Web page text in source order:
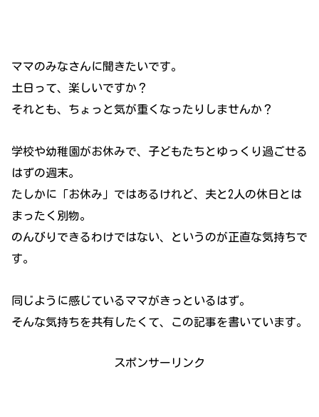
ママのみなさんに聞きたいです。
土日って、楽しいですか？
それとも、ちょっと気が重くなったりしませんか？
学校や幼稚園がお休みで、子どもたちとゆっくり過ごせる
はずの週末。
たしかに「お休み」ではあるけれど、夫と2人の休日とは
まったく別物。
のんびりできるわけではない、というのが正直な気持ちで
す。
同じように感じているママがきっといるはず。
そんな気持ちを共有したくて、この記事を書いています。
スポンサーリンク